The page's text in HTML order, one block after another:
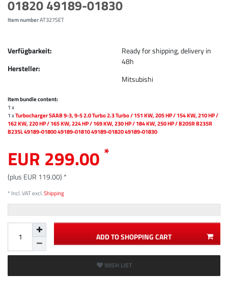
01820 49189-01830
Item numberAT327SET
Verfügbarkeit:
Hersteller:
Ready for shipping, delivery in
48h
Mitsubishi
Item bundle content:
1 x
1 xTurbocharger SAAB 9-3, 9-5 2.0 Turbo 2.3 Turbo / 151 KW, 205 HP / 154 KW, 210 HP /
162 KW, 220 HP / 165 KW, 224 HP / 169 KW, 230 HP / 184 KW, 250 HP / B205R B235R
B235L 49189-01800 49189-01810 49189-01820 49189-01830
EUR 299.00 *
(plus EUR 119.00) *
* Incl. VAT excl.Shipping
ADD TO SHOPPING CART
WISH LIST